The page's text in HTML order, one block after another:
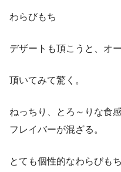
わらびもち
デザートも頂こうと、オー
頂いてみて驚く。
ねっちり、とろ～りな食
フレイバーが混ざる。
とても個性的なわらびも